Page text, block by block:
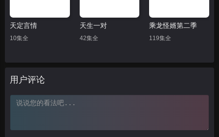
天定言情
10集全
天生一对
42集全
乘龙怪婿第二季
119集全
用户评论